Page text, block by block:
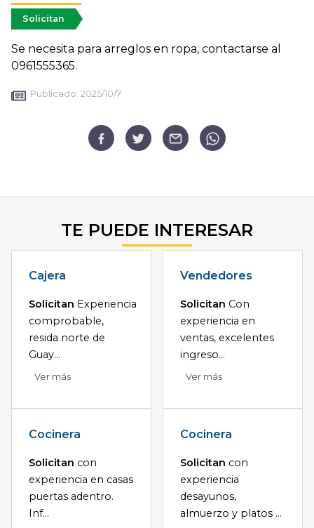
Solicitan
Se necesita para arreglos en ropa, contactarse al
0961555365.
Publicado: 2025/10/7
TE PUEDE INTERESAR
Cajera
Solicitan Experiencia
comprobable,
resida norte de
Guay...
Ver más
Vendedores
Solicitan Con
experiencia en
ventas, excelentes
ingreso...
Ver más
Cocinera
Solicitan con
experiencia en casas
puertas adentro.
Inf...
Cocinera
Solicitan con
experiencia
desayunos,
almuerzo y platos ...